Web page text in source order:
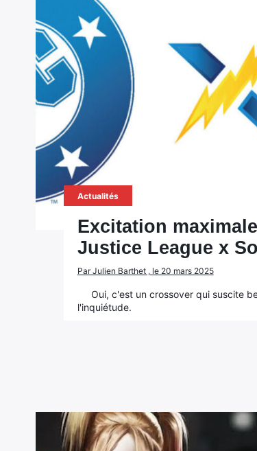
Actualités
Excitation
Justice League x
Par Julien Barthet , le 20 mars 2025
Oui, c'est un crossover qui suscite
l'inquiétude.